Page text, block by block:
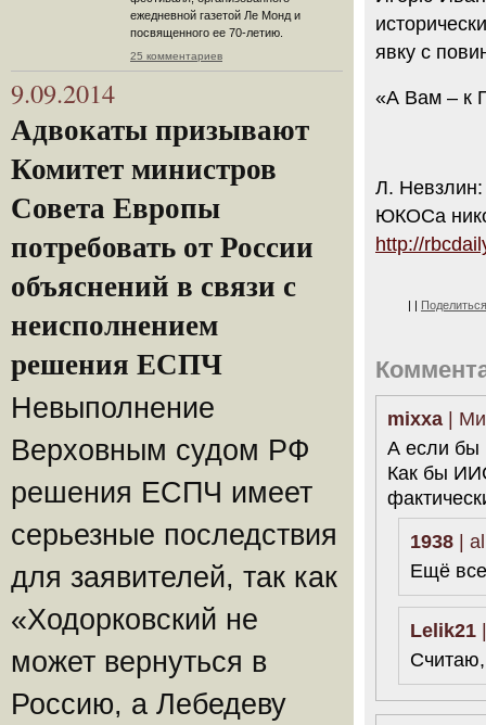
ежедневной газетой Ле Монд и
посвященного ее 70-летию.
25 комментариев
9.09.2014
Адвокаты призывают
Комитет министров
Совета Европы
потребовать от России
объяснений в связи с
неисполнением
решения ЕСПЧ
Невыполнение
Верховным судом РФ
решения ЕСПЧ имеет
серьезные последствия
для заявителей, так как
«Ходорковский не
может вернуться в
Россию, а Лебедеву
явку с
«А Вам – к
Л. Невзлин:
ЮКОСа
http://
| | Поделиться
mixxa |
А если бы
Как бы
1938 |
Ещё
Lelik21